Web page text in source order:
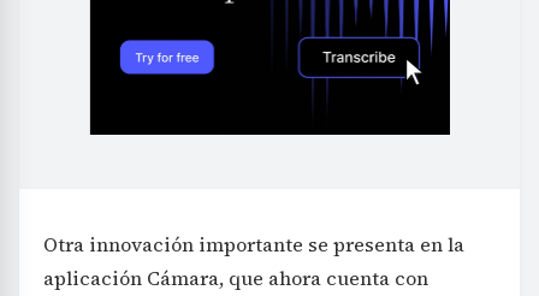
Otra innovación importante se presenta en la
aplicación Cámara, que ahora cuenta con